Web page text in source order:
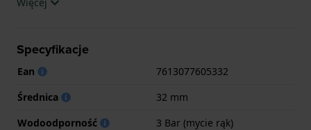
powrócił, koperta ma elegancki, kanciasty,
szczotkowana tarcza posiada sekundnik, który ma
przeciwwagę w kształcie charakterystycznej złożonej
poszetki Bennetta. Podpis Tony'ego Bennetta z tyłu
koperty uzupełnia muzyczny motyw tej serii
Specyfikacje
Ean
7613077605332
Średnica
32 mm
Wodoodporność
3 Bar (mycie rąk)